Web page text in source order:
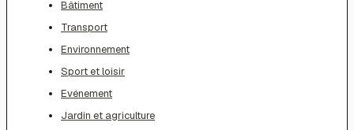
Bâtiment
Transport
Environnement
Sport et loisir
Evénement
Jardin et agriculture